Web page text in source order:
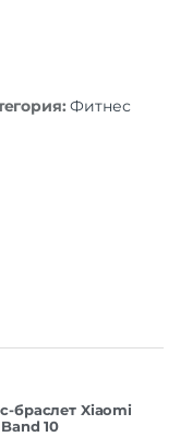
Фитнес
браслет Xiaomi
10